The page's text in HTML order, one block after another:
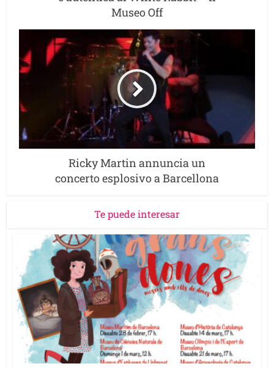
Museo Off
Ricky Martin annuncia un
concerto esplosivo a Barcellona
Te puede interesar